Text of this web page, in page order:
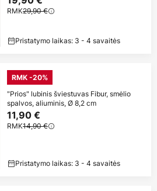
RMK29,90 €
Pristatymo laikas: 3 - 4 savaitės
RMK -20%
"Prios" lubinis šviestuvas Fibur, smėlio
spalvos, aliuminis, Ø 8,2 cm
11,90 €
RMK14,90 €
Pristatymo laikas: 3 - 4 savaitės